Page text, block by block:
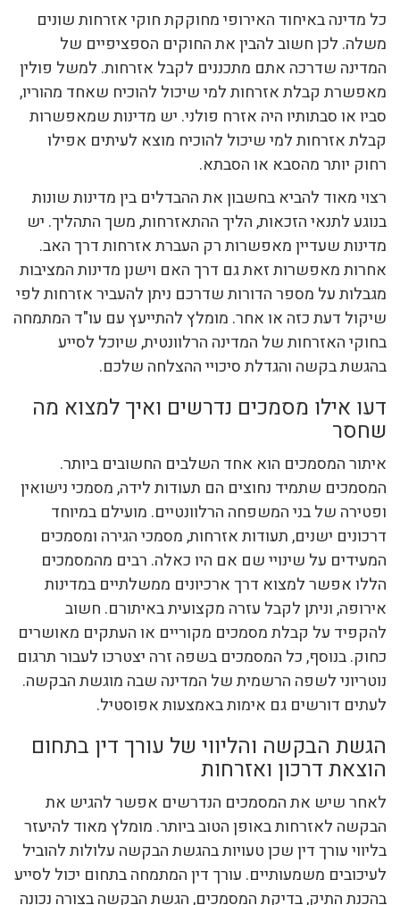
כל מדינה באיחוד האירופי מחוקקת חוקי אזרחות שונים
משלה. לכן חשוב להבין את החוקים הספציפיים של
המדינה שדרכה אתם מתכננים לקבל אזרחות. למשל פולין
מאפשרת קבלת אזרחות למי שיכול להוכיח שאחד מהוריו,
סביו או סבתותיו היה אזרח פולני. יש מדינות שמאפשרות
קבלת אזרחות למי שיכול להוכיח מוצא לעיתים אפילו
רחוק יותר מהסבא או הסבתא.
רצוי מאוד להביא בחשבון את ההבדלים בין מדינות שונות
בנוגע לתנאי הזכאות, הליך ההתאזרחות, משך התהליך. יש
מדינות שעדיין מאפשרות רק העברת אזרחות דרך האב.
אחרות מאפשרות זאת גם דרך האם וישנן מדינות המציבות
מגבלות על מספר הדורות שדרכם ניתן להעביר אזרחות לפי
שיקול דעת כזה או אחר. מומלץ להתייעץ עם עו"ד המתמחה
בחוקי האזרחות של המדינה הרלוונטית, שיוכל לסייע
בהגשת בקשה והגדלת סיכויי ההצלחה שלכם.
דעו אילו מסמכים נדרשים ואיך למצוא מה
שחסר
איתור המסמכים הוא אחד השלבים החשובים ביותר.
המסמכים שתמיד נחוצים הם תעודות לידה, מסמכי נישואין
ופטירה של בני המשפחה הרלוונטיים. מועילם במיוחד
דרכונים ישנים, תעודות אזרחות, מסמכי הגירה ומסמכים
המעידים על שינויי שם אם היו כאלה. רבים מהמסמכים
הללו אפשר למצוא דרך ארכיונים ממשלתיים במדינות
אירופה, וניתן לקבל עזרה מקצועית באיתורם. חשוב
להקפיד על קבלת מסמכים מקוריים או העתקים מאושרים
כחוק. בנוסף, כל המסמכים בשפה זרה יצטרכו לעבור תרגום
נוטריוני לשפה הרשמית של המדינה שבה מוגשת הבקשה.
לעתים דורשים גם אימות באמצעות אפוסטיל.
הגשת הבקשה והליווי של עורך דין בתחום
הוצאת דרכון ואזרחות
לאחר שיש את המסמכים הנדרשים אפשר להגיש את
הבקשה לאזרחות באופן הטוב ביותר. מומלץ מאוד להיעזר
בליווי עורך דין שכן טעויות בהגשת הבקשה עלולות להוביל
לעיכובים משמעותיים. עורך דין המתמחה בתחום יכול לסייע
בהכנת התיק, בדיקת המסמכים, הגשת הבקשה בצורה נכונה